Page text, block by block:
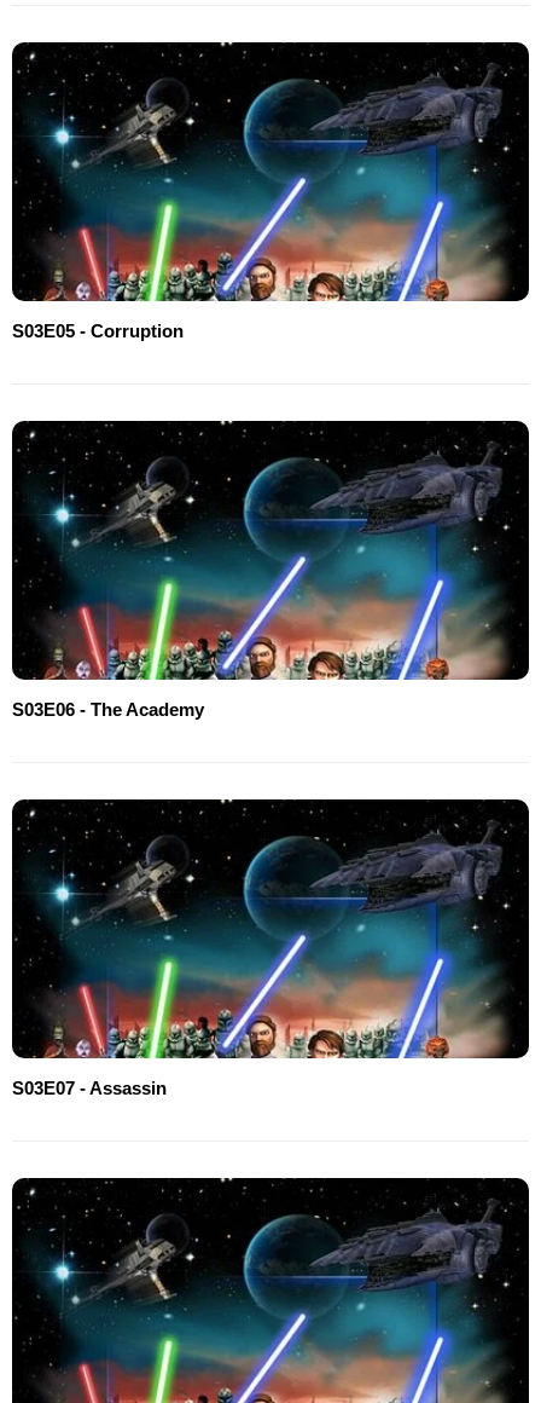
S03E05 - Corruption
S03E06 - The Academy
S03E07 - Assassin